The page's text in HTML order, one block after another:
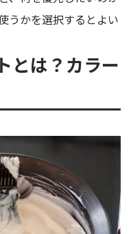
うかを選択するとよい
とは？カラー